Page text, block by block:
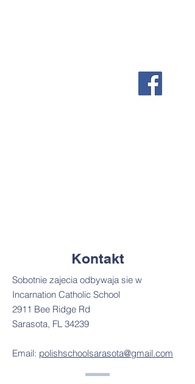
Kontakt
Sobotnie zajecia odbywaja sie w
Incarnation Catholic School
2911 Bee Ridge Rd
Sarasota, FL 34239
Email: polishschoolsarasota@gmail.com